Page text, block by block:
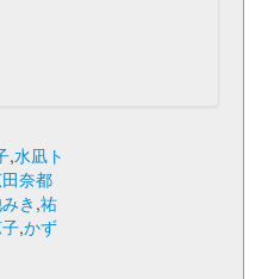
,水凪ト
奈都
き ,祐
,かず